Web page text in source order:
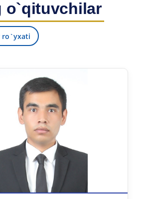
o`qituvchilar
ro`yxati
8. Bakalavriat kvotasi (3)
9. Magistratura kvotasi (4) ✉️ Adminga yozish